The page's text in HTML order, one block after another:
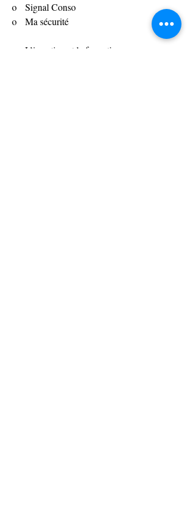
o   Signal Conso
o   Ma sécurité
o   L’insertion et la formation